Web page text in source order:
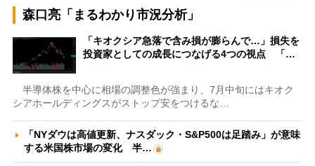
森口亮「まるわかり市況分析」
「キオクシア急落で含み損が膨らんで…」損失を
投資家としての成長につなげる4つの視点 「…
半導体株を中心に相場の調整色が強まり、7月中旬にはキオク
シアホールディングスがストップ安をつけるな…
「NYダウは高値更新、ナスダック・S&P500は足踏み」が意味
する米国株市場の変化 半…